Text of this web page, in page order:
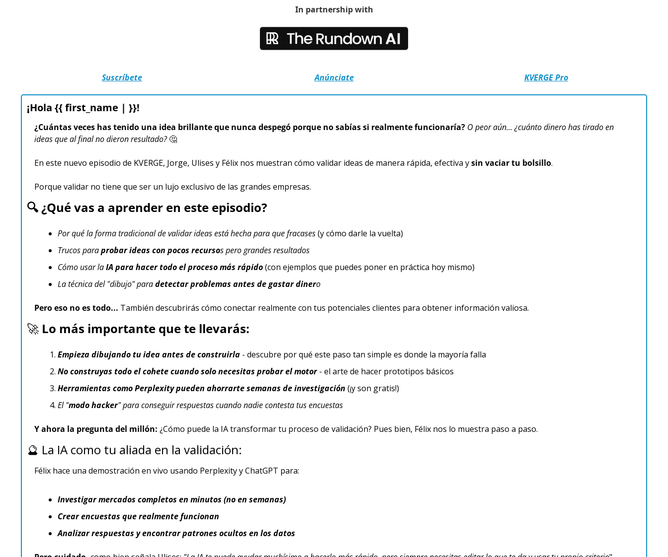
In partnership with
Suscríbete Anúnciate KVERGE Pro
¡Hola {{ first_name | }}!
¿Cuántas veces has tenido una idea brillante que nunca despegó porque no sabías si realmente funcionaría? O peor aún... ¿cuánto dinero has tirado en
ideas que al final no dieron resultado? 🤔
En este nuevo episodio de KVERGE, Jorge, Ulises y Félix nos muestran cómo validar ideas de manera rápida, efectiva y sin vaciar tu bolsillo.
Porque validar no tiene que ser un lujo exclusivo de las grandes empresas.
🔍 ¿Qué vas a aprender en este episodio?
Por qué la forma tradicional de validar ideas está hecha para que fracases (y cómo darle la vuelta)
Trucos para probar ideas con pocos recursos pero grandes resultados
Cómo usar la IA para hacer todo el proceso más rápido (con ejemplos que puedes poner en práctica hoy mismo)
La técnica del "dibujo" para detectar problemas antes de gastar dinero
Pero eso no es todo... También descubrirás cómo conectar realmente con tus potenciales clientes para obtener información valiosa.
🚀 Lo más importante que te llevarás:
Empieza dibujando tu idea antes de construirla - descubre por qué este paso tan simple es donde la mayoría falla
No construyas todo el cohete cuando solo necesitas probar el motor - el arte de hacer prototipos básicos
Herramientas como Perplexity pueden ahorrarte semanas de investigación (¡y son gratis!)
El "modo hacker" para conseguir respuestas cuando nadie contesta tus encuestas
Y ahora la pregunta del millón: ¿Cómo puede la IA transformar tu proceso de validación? Pues bien, Félix nos lo muestra paso a paso.
🔮 La IA como tu aliada en la validación:
Félix hace una demostración en vivo usando Perplexity y ChatGPT para:
Investigar mercados completos en minutos (no en semanas)
Crear encuestas que realmente funcionan
Analizar respuestas y encontrar patrones ocultos en los datos